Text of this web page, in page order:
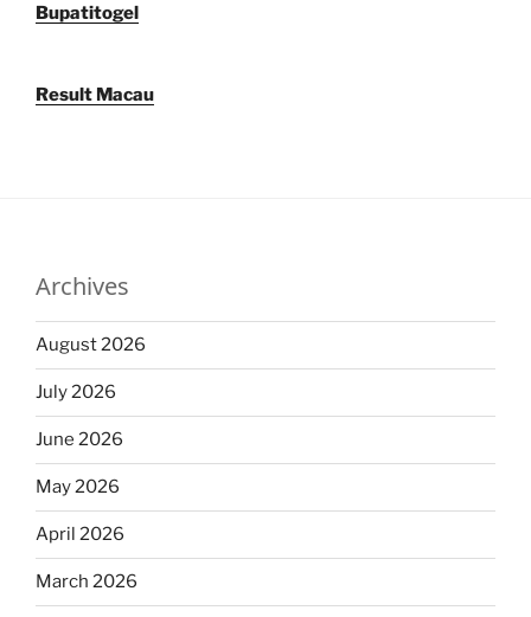
Bupatitogel
Result Macau
Archives
August 2026
July 2026
June 2026
May 2026
April 2026
March 2026